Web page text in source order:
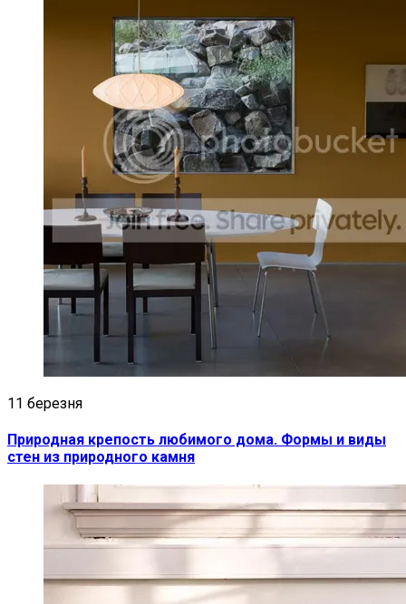
11 березня
Природная крепость любимого дома. Формы и виды
стен из природного камня